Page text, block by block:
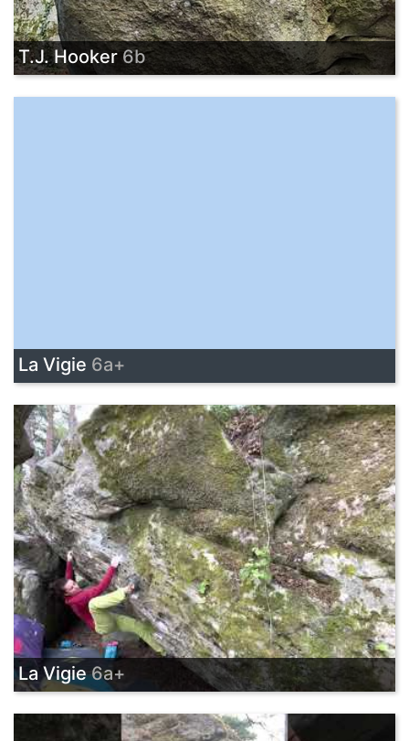
T.J. Hooker 6b
La Vigie 6a+
La Vigie6a+